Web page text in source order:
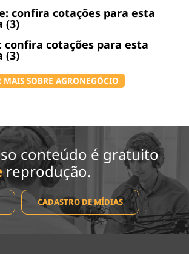
confira cotações para esta
(3)
confira cotações para esta
(3)
MAIS SOBRE AGRONEGÓCIO
conteúdo é gratuito
reprodução.
CADASTRO DE MÍDIAS